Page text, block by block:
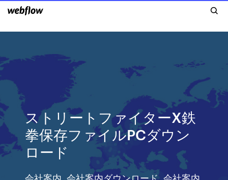
ストリートファイターX鉄
拳保存ファイルPCダウン
ロード
会社案内. 会社案内ダウンロード. 会社案内